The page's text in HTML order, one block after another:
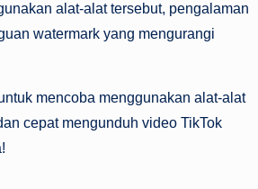
alat-alat tersebut, pengalaman
watermark yang mengurangi
mencoba menggunakan alat-alat
cepat mengunduh video TikTok